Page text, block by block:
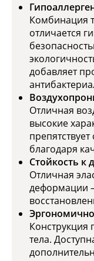
Комбинация
отличается
добавляет
Отличная
высокие
благодаря
Стойкость к
Отличная
деформации
Конструкция
тела.